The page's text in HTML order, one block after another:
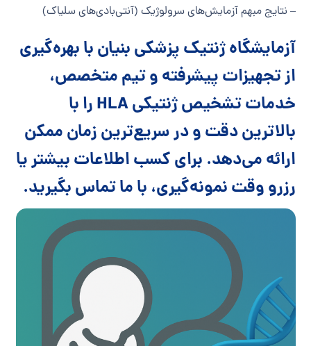
– نتایج مبهم آزمایش‌های سرولوژیک (آنتی‌بادی‌های سلیاک)
آزمایشگاه ژنتیک پزشکی بنیان با بهره‌گیری
از تجهیزات پیشرفته و تیم متخصص،
خدمات تشخیص ژنتیکی HLA را با
بالاترین دقت و در سریع‌ترین زمان ممکن
ارائه می‌دهد. برای کسب اطلاعات بیشتر یا
رزرو وقت نمونه‌گیری، با ما تماس بگیرید.